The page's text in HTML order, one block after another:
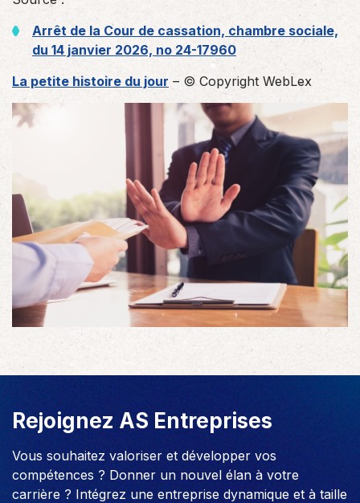
Arrêt de la Cour de cassation, chambre sociale,
du 14 janvier 2026, no 24-17960
La petite histoire du jour – © Copyright WebLex
Rejoignez AS Entreprises
Vous souhaitez valoriser et développer vos
compétences ? Donner un nouvel élan à votre
carrière ? Intégrez une entreprise dynamique et à taille